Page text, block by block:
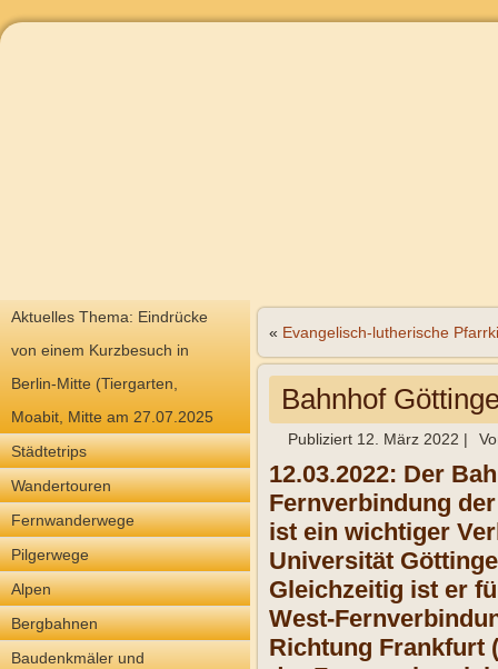
Aktuelles Thema: Eindrücke
von einem Kurzbesuch in
Berlin-Mitte (Tiergarten,
Moabit, Mitte am 27.07.2025
Städtetrips
Wandertouren
Fernwanderwege
Pilgerwege
Alpen
Bergbahnen
Baudenkmäler und
« Evangelisch-lutherische
Bahnhof
Publiziert 12. März 2022 |
12.03.2022: Der
Fernverbindung
ist ein wichtiger
Universität
Gleichzeitig ist er
West-
Richtung Frankfurt